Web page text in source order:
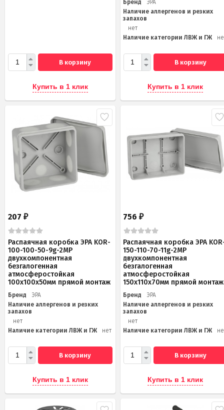
В корзину
Купить в 1 клик
Бренд
ЭРА
Наличие аллергенов и резких
запахов
нет
Наличие категории ЛВЖ и ГЖ
В корзину
Купить в 1 клик
207 ₽
Распаячная коробка ЭРА KOR-
100-100-50-9g-2MP
двухкомпонентная
безгалогенная
атмосферостойкая
100х100х50мм прямой монтаж
Бренд
ЭРА
Наличие аллергенов и резких
запахов
нет
Наличие категории ЛВЖ и ГЖ
нет
В корзину
Купить в 1 клик
756₽
Распаячная коробка ЭРА
150-110-70-11g-2MP
двухкомпонентная
безгалогенная
атмосферостойкая
150х110х70мм прямой монтаж
Бренд
ЭРА
Наличие аллергенов и резких
запахов
нет
Наличие категории ЛВЖ и ГЖ
В корзину
Купить в 1 клик